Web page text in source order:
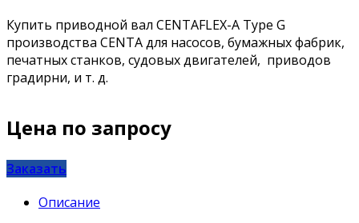
Купить приводной вал CENTAFLEX-A Type G
производства CENTA для насосов, бумажных фабрик,
печатных станков, судовых двигателей, приводов
градирни, и т. д.
Цена по запросу
Заказать
Описание